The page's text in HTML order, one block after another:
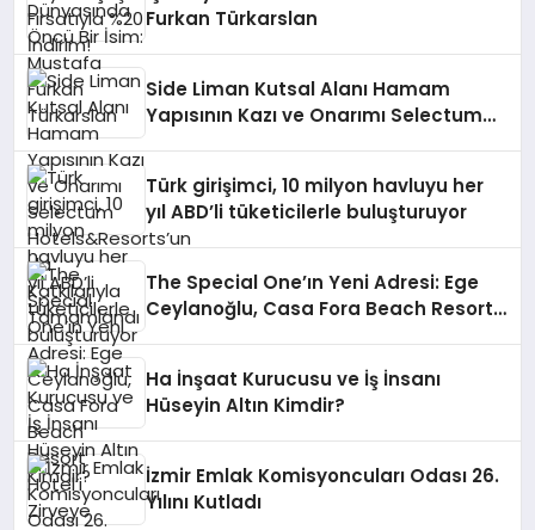
Furkan Türkarslan
Side Liman Kutsal Alanı Hamam
Yapısının Kazı ve Onarımı Selectum
Türk girişimci, 10 milyon havluyu her
yıl ABD’li tüketicilerle buluşturuyor
The Special One’ın Yeni Adresi: Ege
Ceylanoğlu, Casa Fora Beach Resort
Ha İnşaat Kurucusu ve İş İnsanı
Hüseyin Altın Kimdir?
İzmir Emlak Komisyoncuları Odası 26.
Yılını Kutladı